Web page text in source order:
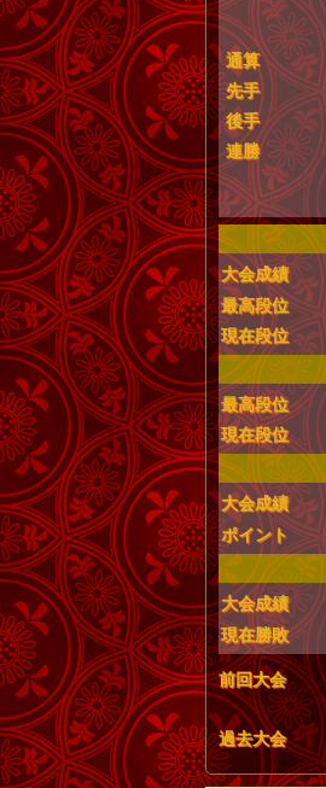
通算
先手
後手
連勝
大会成績
最高段位
現在段位
最高段位
現在段位
大会成績
ポイント
大会成績
現在勝敗
前回大会
過去大会